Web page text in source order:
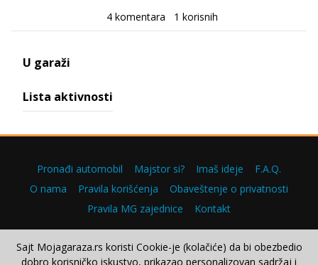
4 komentara 1 korisnih
U garaži
Lista aktivnosti
Pronađi automobil Majstor si? Imaš ideje
F.A.Q.
O nama
Pravila korišćenja
Obaveštenje o privatnosti
Pravila MG zajednice
Kontakt
Sajt Mojagaraza.rs koristi Cookie-je (kolačiće) da bi obezbedio
dobro korisničko iskustvo, prikazao personalizovan sadržaj i